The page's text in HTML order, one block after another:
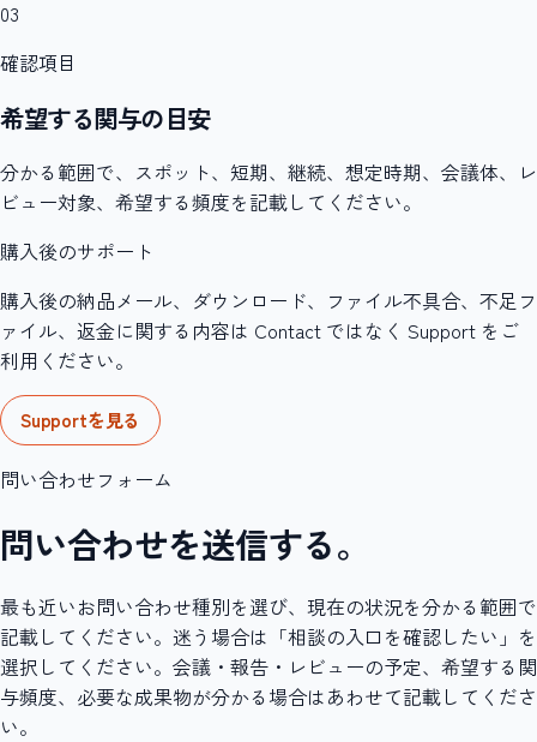
03
確認項目
希望する関与の目安
分かる範囲で、スポット、短期、継続、想定時期、会議体、レ
ビュー対象、希望する頻度を記載してください。
購入後のサポート
購入後の納品メール、ダウンロード、ファイル不具合、不足フ
ァイル、返金に関する内容は Contact ではなく Support をご
利用ください。
Supportを見る
問い合わせフォーム
問い合わせを送信する。
最も近いお問い合わせ種別を選び、現在の状況を分かる範囲で
記載してください。迷う場合は「相談の入口を確認したい」を
選択してください。会議・報告・レビューの予定、希望する関
与頻度、必要な成果物が分かる場合はあわせて記載してくださ
い。